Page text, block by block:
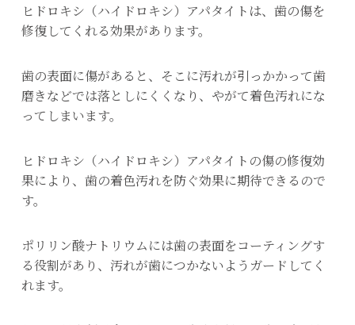
ヒドロキシ（ハイドロキシ）アパタイトは、歯の傷を
修復してくれる効果があります。
歯の表面に傷があると、そこに汚れが引っかかって歯
磨きなどでは落としにくくなり、やがて着色汚れにな
ってしまいます。
ヒドロキシ（ハイドロキシ）アパタイトの傷の修復効
果により、歯の着色汚れを防ぐ効果に期待できるので
す。
ポリリン酸ナトリウムには歯の表面をコーティングす
る役割があり、汚れが歯につかないようガードしてく
れます。